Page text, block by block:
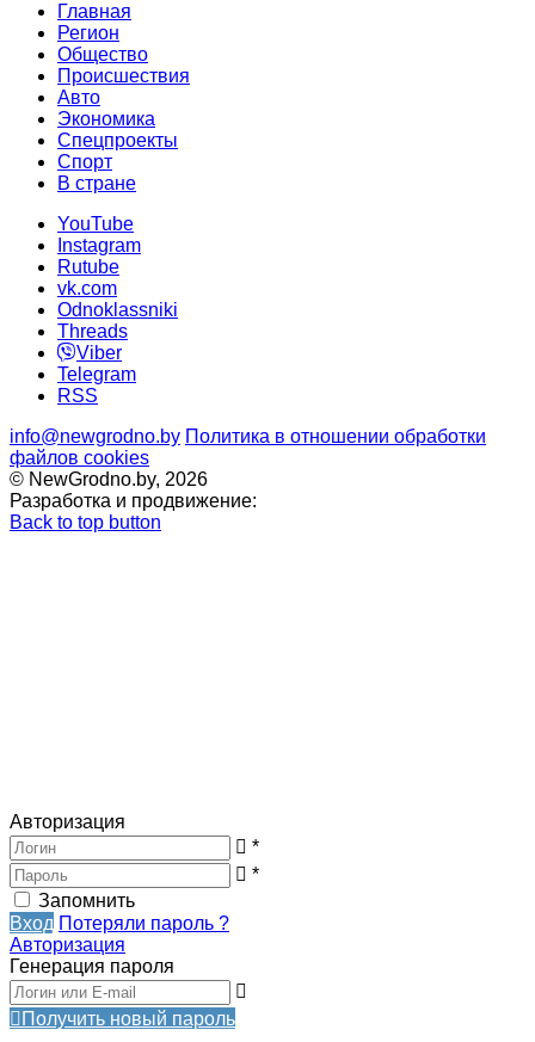
Главная
Регион
Общество
Происшествия
Авто
Экономика
Спецпроекты
Cпорт
В стране
YouTube
Instagram
Rutube
vk.com
Odnoklassniki
Threads
Viber
Telegram
RSS
info@newgrodno.by Политика в отношении обработки
файлов cookies
© NewGrodno.by, 2026
Разработка и продвижение:
Back to top button
Авторизация
*
*
Запомнить
Вход Потеряли пароль ?
Авторизация
Генерация пароля
Получить новый пароль